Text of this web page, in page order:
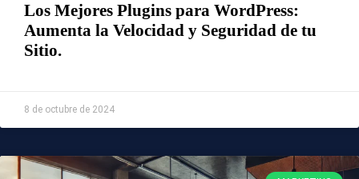
Los Mejores Plugins para WordPress:
Aumenta la Velocidad y Seguridad de tu
Sitio.
8 de octubre de 2024